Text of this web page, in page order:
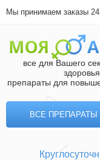
Мы принимаем заказы 24
все для Вашего
здоровья
препараты для
ВСЕ ПРЕПАРАТЫ